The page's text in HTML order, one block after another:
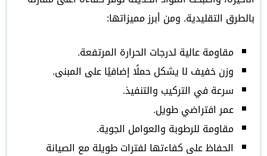
بالطرق التقليدية. ومن أبرز مميزاتها:
مقاومة عالية لدرجات الحرارة المرتفعة.
وزن خفيف لا يشكل حملًا إضافيًا على المبنى.
سرعة في التركيب والتنفيذ.
عمر افتراضي طويل.
مقاومة للرطوبة والعوامل الجوية.
الحفاظ على كفاءتها لفترات طويلة مع الصيانة